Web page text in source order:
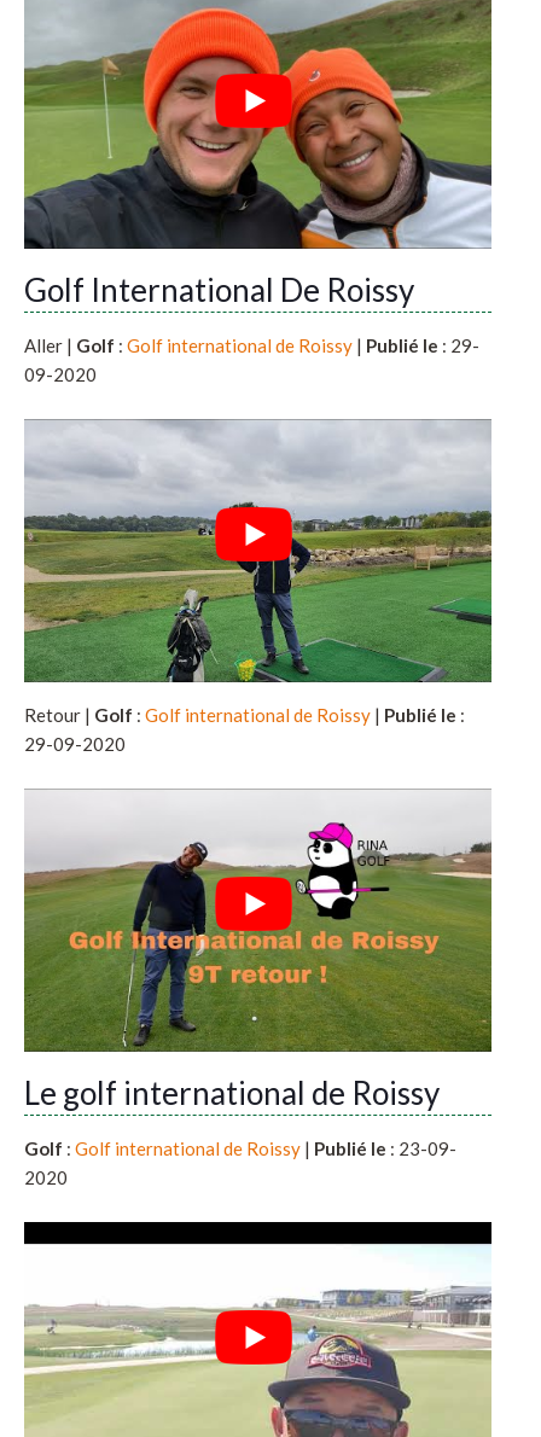
Golf International De Roissy
Aller | Golf : Golf international de Roissy | Publié le : 29-
09-2020
Retour | Golf : Golf international de Roissy | Publié le :
29-09-2020
Le golf international de Roissy
Golf : Golf international de Roissy | Publié le : 23-09-
2020